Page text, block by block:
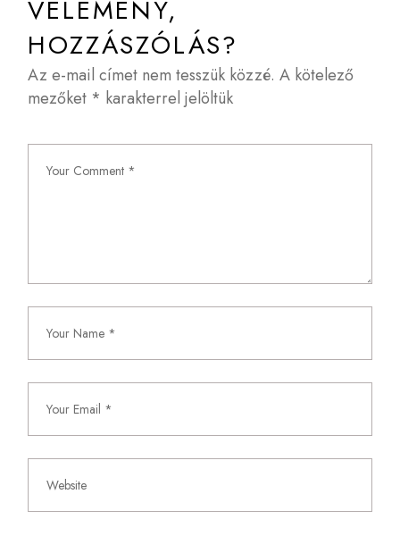
VÉLEMÉNY,
HOZZÁSZÓLÁS?
Az e-mail címet nem tesszük közzé. A kötelező
mezőket * karakterrel jelöltük